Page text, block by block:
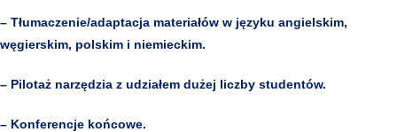
– Tłumaczenie/adaptacja materiałów w języku angielskim,
węgierskim, polskim i niemieckim.
– Pilotaż narzędzia z udziałem dużej liczby studentów.
– Konferencje końcowe.